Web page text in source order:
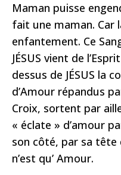
Maman puisse
fait une maman. Car
enfantement. Ce
JÉSUS vient de
dessus de JÉSUS la
d’Amour répandus
Croix, sortent par
« éclate » d’amour
son côté, par sa tête
n’est qu’ Amour.